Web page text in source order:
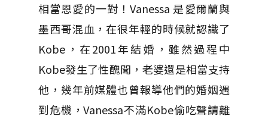
相當恩愛的一對！Vanessa 是愛爾蘭與
墨西哥混血，在很年輕的時候就認識了
Kobe，在2001年結婚，雖然過程中
Kobe發生了性醜聞，老婆還是相當支持
他，幾年前媒體也曾報導他們的婚姻遇
到危機，Vanessa不滿Kobe偷吃聲請離